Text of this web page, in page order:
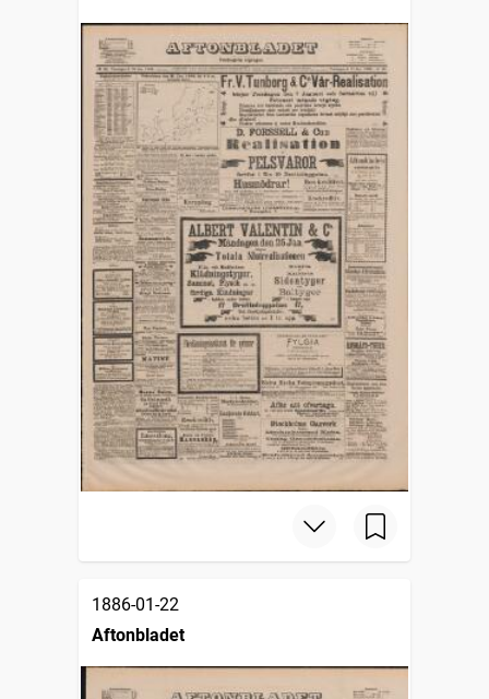
1886-01-22
Aftonbladet